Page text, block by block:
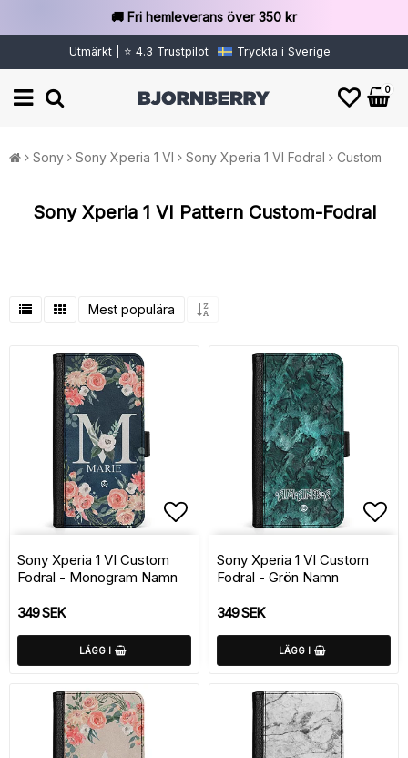
🚚 Fri hemleverans över 350 kr
Utmärkt | ⭐ 4.3 Trustpilot Tryckta i Sverige
0
Sony Sony Xperia 1 VI Sony Xperia 1 VI Fodral Custom
Sony Xperia 1 VI Pattern Custom-Fodral
Mest populära
Lägg till i favoritlistan
Sony Xperia 1 VI Custom
Fodral - Monogram Namn
349 SEK
LÄGG I
Sony Xperia 1 VI Custom
Fodral - Grön Namn
349 SEK
LÄGG I